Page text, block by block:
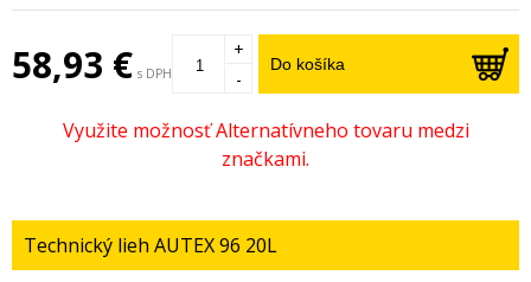
58,93 € s DPH Do košíka
+
-
Technický lieh AUTEX 96 20L